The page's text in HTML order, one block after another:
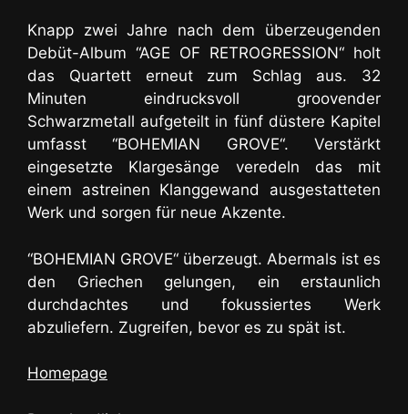
Knapp zwei Jahre nach dem überzeugenden
Debüt-Album “AGE OF RETROGRESSION“ holt
das Quartett erneut zum Schlag aus. 32
Minuten eindrucksvoll groovender
Schwarzmetall aufgeteilt in fünf düstere Kapitel
umfasst “BOHEMIAN GROVE“. Verstärkt
eingesetzte Klargesänge veredeln das mit
einem astreinen Klanggewand ausgestatteten
Werk und sorgen für neue Akzente.
“BOHEMIAN GROVE“ überzeugt. Abermals ist es
den Griechen gelungen, ein erstaunlich
durchdachtes und fokussiertes Werk
abzuliefern. Zugreifen, bevor es zu spät ist.
Homepage